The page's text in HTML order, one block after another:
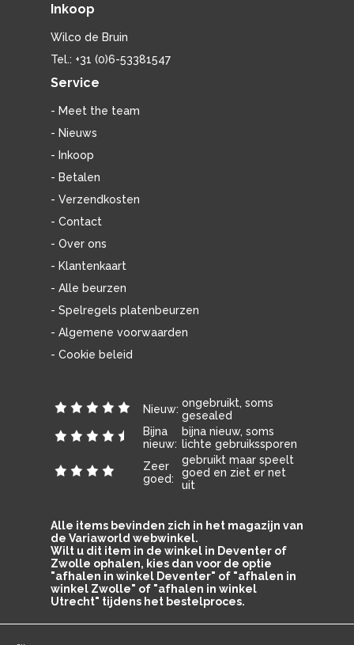
Inkoop
Wilco de Bruin
Tel.: +31 (0)6-53381547
Service
- Meet the team
- Nieuws
- Inkoop
- Betalen
- Verzendkosten
- Contact
- Over ons
- Klantenkaart
- Alle beurzen
- Spelregels platenbeurzen
- Algemene voorwaarden
- Cookie beleid
Nieuw: ongebruikt, soms
gesealed
Bijna
nieuw:
bijna nieuw, soms
lichte gebruikssporen
Zeer
goed:
gebruikt maar speelt
goed en ziet er net
uit
Alle items bevinden zich in het magazijn van
de Variaworld webwinkel.
Wilt u dit item in de winkel in Deventer of
Zwolle ophalen, kies dan voor de optie
"afhalen in winkel Deventer" of "afhalen in
winkel Zwolle" of "afhalen in winkel
Utrecht" tijdens het bestelproces.